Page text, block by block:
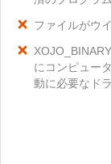
ファイルがウ
にコンピュー
動に必要なド